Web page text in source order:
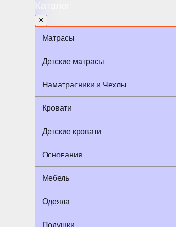
Каталог
×
Матрасы
Детские матрасы
Наматрасники и Чехлы
Кровати
Детские кровати
Основания
Мебель
Одеяла
Подушки